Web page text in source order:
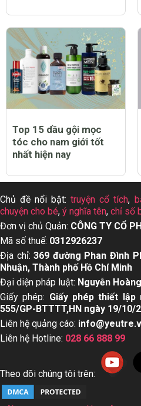
Top 15 dầu gội mọc
tóc cho nam giới tốt
nhất hiện nay
Chủ đề nổi bật:truyện cổ tích,
chuyện cho bé, ý nghĩa tên, chỉ số
Đơn vị chủ Quản: CÔNG TY CỔ
Mã số thuế: 0312926237
Địa chỉ:369 đường Phan Đình
Nhuận, Thành phố Hồ Chí Minh
Đại diện pháp luật: Nguyễn
Giấy phép: Giấy phép thiết
555/GP-BTTTT,HN ngày 19/10/
Liên hệ quảng cáo:
Liên hệ Hotline: 028 66 888 99
Theo dõi chúng tôi trên: